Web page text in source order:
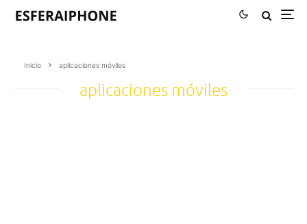
Inicio aplicaciones móviles
aplicaciones móviles